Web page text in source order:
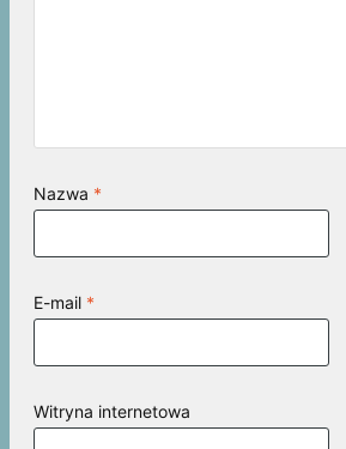
Nazwa *
E-mail *
Witryna internetowa